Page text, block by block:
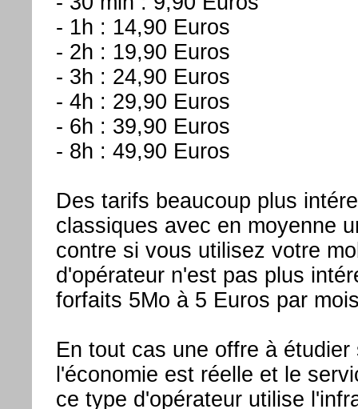
- 1h : 14,90 Euros
- 2h : 19,90 Euros
- 3h : 24,90 Euros
- 4h : 29,90 Euros
- 6h : 39,90 Euros
- 8h : 49,90 Euros
Des tarifs beaucoup plus
classiques avec en moyenne
contre si vous utilisez votre
d'opérateur n'est pas plus
forfaits 5Mo à 5 Euros par
En tout cas une offre à
l'économie est réelle et le
ce type d'opérateur utilise